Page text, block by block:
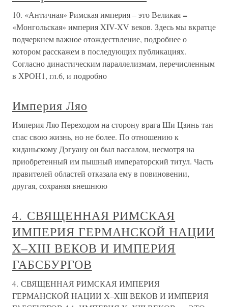
10. «Античная» Римская империя – это Великая =
«Монгольская» империя XIV-XV веков. Здесь мы вкратце
подчеркнем важное отождествление, подробнее о
котором расскажем в последующих публикациях.
Согласно династическим параллелизмам, перечисленным
в ХРОН1, гл.6, и подробно
Империя Ляо
Империя Ляо Переходом на сторону врага Ши Цзинь-тан
спас свою жизнь, но не более. По отношению к
киданьскому Дэгуану он был вассалом, несмотря на
приобретенный им пышный императорский титул. Часть
правителей областей отказала ему в повиновении,
другая, сохраняя внешнюю
4. СВЯЩЕННАЯ РИМСКАЯ
ИМПЕРИЯ ГЕРМАНСКОЙ НАЦИИ
X–XIII ВЕКОВ И ИМПЕРИЯ
ГАБСБУРГОВ
4. СВЯЩЕННАЯ РИМСКАЯ ИМПЕРИЯ
ГЕРМАНСКОЙ НАЦИИ X–XIII ВЕКОВ И ИМПЕРИЯ